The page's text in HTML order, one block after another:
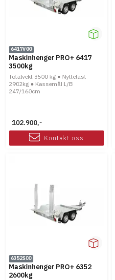
6417V00
Maskinhenger PRO+ 6417
3500kg
Totalvekt 3500 kg ● Nyttelast
2902kg ● Kassemål L/B
247/160cm
102.900,-
Kontakt oss
6352S00
Maskinhenger PRO+ 6352
2600kg